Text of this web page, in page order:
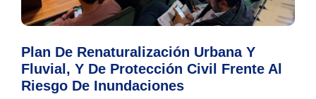
Plan De Renaturalización Urbana Y
Fluvial, Y De Protección Civil Frente Al
Riesgo De Inundaciones